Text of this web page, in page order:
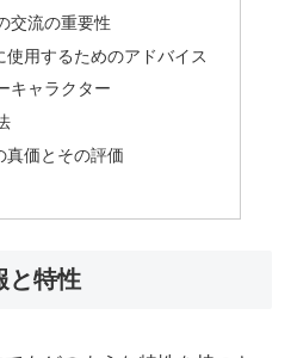
交流の重要性
用するためのアドバイス
キャラクター
真価とその評価
と特性